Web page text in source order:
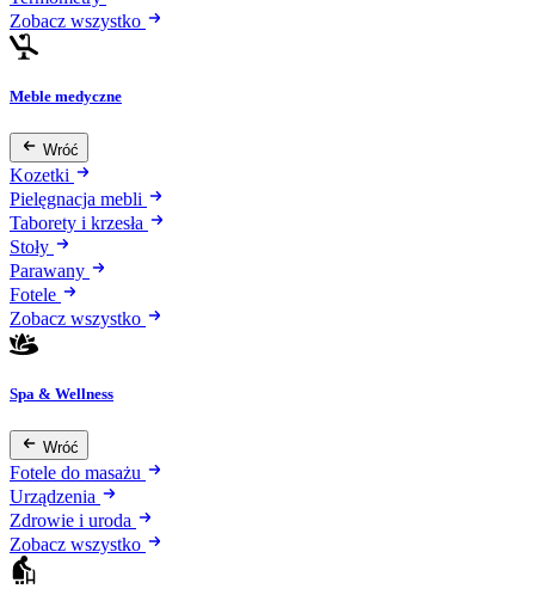
Zobacz wszystko
Meble medyczne
Wróć
Kozetki
Pielęgnacja mebli
Taborety i krzesła
Stoły
Parawany
Fotele
Zobacz wszystko
Spa & Wellness
Wróć
Fotele do masażu
Urządzenia
Zdrowie i uroda
Zobacz wszystko